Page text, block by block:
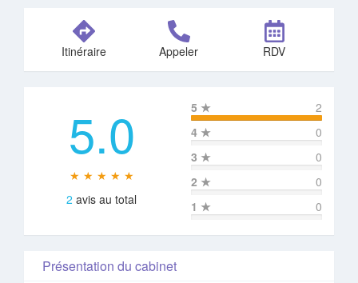
Itinéraire Appeler RDV
5.0
★ ★ ★ ★ ★
2 avis au total
5 ★
2
4 ★
0
3 ★
0
2 ★
0
1 ★ 0
Présentation du cabinet